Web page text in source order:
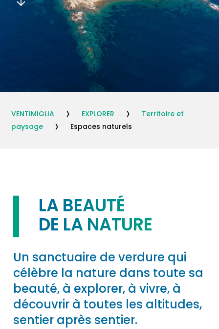
VENTIMIGLIA › EXPLORER ›
Territoire et
paysage
› Espaces naturels
LA BEAUTÉ
DE LA NATURE
Un sanctuaire de verdure qui
célèbre la nature dans toute sa
beauté, à explorer, à vivre, à
découvrir à toutes les altitudes,
sentier après sentier.